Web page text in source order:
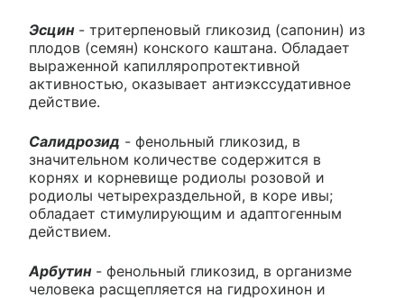
Эсцин- тритерпеновый гликозид (сапонин) из
плодов (семян) конского каштана. Обладает
выраженной капилляропротективной
активностью, оказывает антиэкссудативное
действие.
Салидрозид - фенольный гликозид, в
значительном количестве содержится в
корнях и корневище родиолы розовой и
родиолы четырехраздельной, в коре ивы;
обладает стимулирующим и адаптогенным
действием.
Арбутин- фенольный гликозид, в организме
человека расщепляется на гидрохинон и